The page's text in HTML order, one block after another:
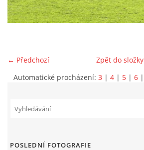
MLADŠÍ ŽÁCI
STARŠÍ PŘÍPRAVKA R 2012 + 2013
← Předchozí
Zpět do složky
Automatické procházení: 3 | 4 | 5 | 6 |
POSLEDNÍ FOTOGRAFIE